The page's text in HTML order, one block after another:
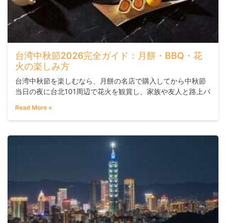
台湾中秋節2026完全ガイド：月餅・BBQ・花
火の楽しみ方
台湾中秋節を楽しむなら、月餅の名店で購入してから中秋節
当日の夜に台北101周辺で花火を観賞し、家族や友人と路上バ
祭りの雰囲気に包まれ、日本では体験できない独特の文化が
凝縮されているからです。旅行者にとっては、
Read More »